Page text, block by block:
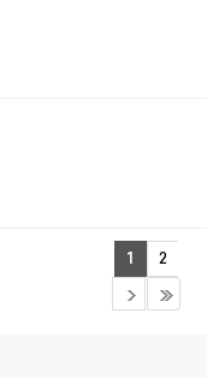
1 2